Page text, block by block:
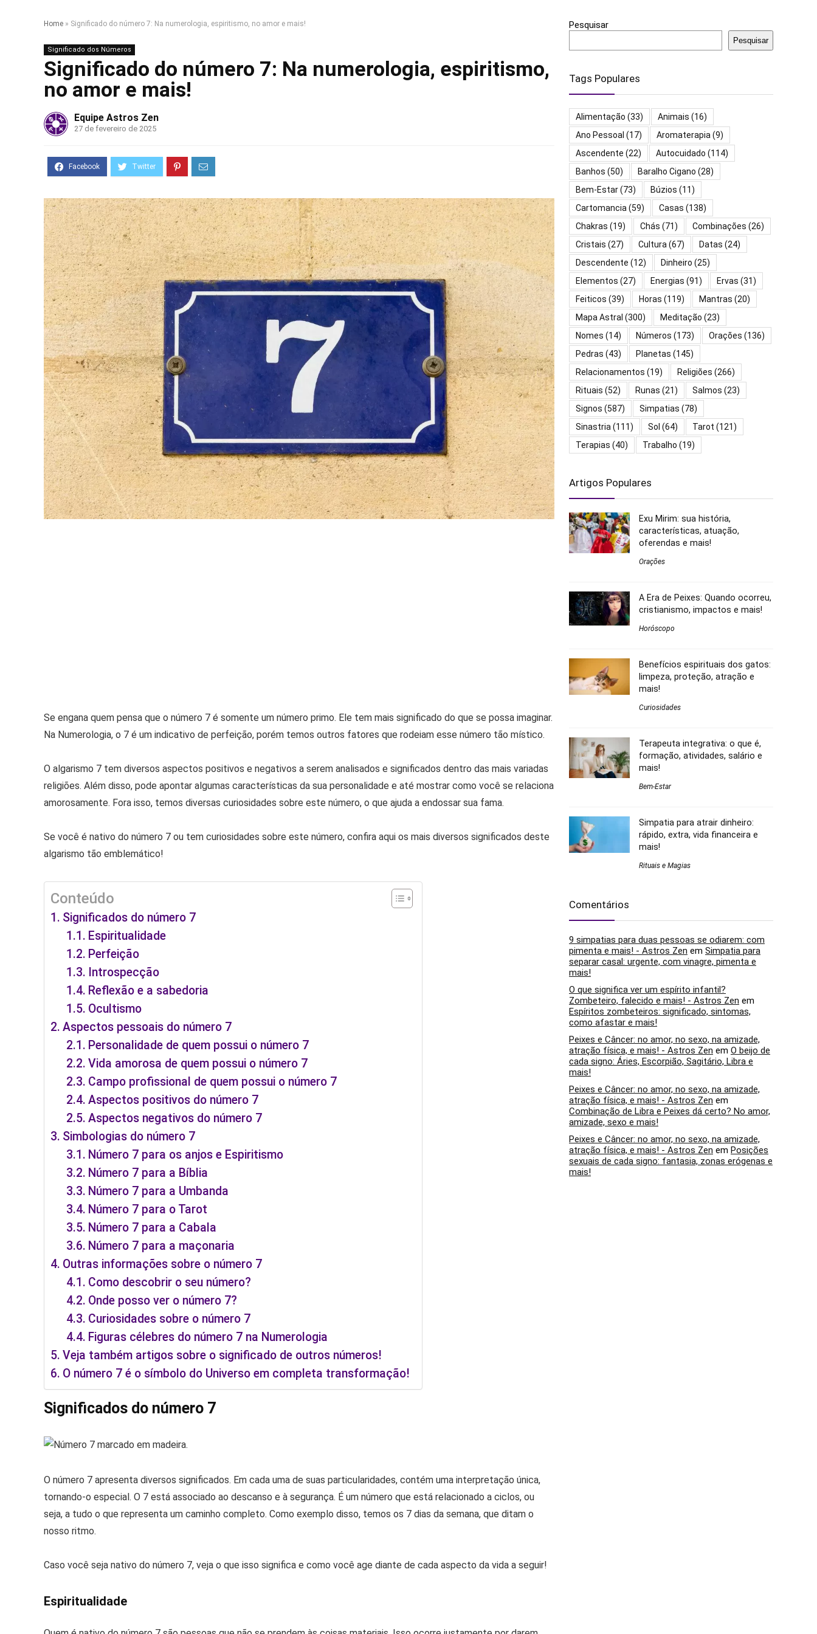
Home » Significado do número 7: Na numerologia, espiritismo, no amor e mais!
Significado dos Números
Significado do número 7: Na numerologia, espiritismo,
no amor e mais!
Equipe Astros Zen
27 de fevereiro de 2025
Se engana quem pensa que o número 7 é somente um número primo. Ele tem mais significado do que se possa imaginar.
Na Numerologia, o 7 é um indicativo de perfeição, porém temos outros fatores que rodeiam esse número tão místico.
O algarismo 7 tem diversos aspectos positivos e negativos a serem analisados e significados dentro das mais variadas
religiões. Além disso, pode apontar algumas características da sua personalidade e até mostrar como você se relaciona
amorosamente. Fora isso, temos diversas curiosidades sobre este número, o que ajuda a endossar sua fama.
Se você é nativo do número 7 ou tem curiosidades sobre este número, confira aqui os mais diversos significados deste
algarismo tão emblemático!
Conteúdo
Significados do número 7
Espiritualidade
Perfeição
Introspecção
Reflexão e a sabedoria
Ocultismo
Aspectos pessoais do número 7
Personalidade de quem possui o número 7
Vida amorosa de quem possui o número 7
Campo profissional de quem possui o número 7
Aspectos positivos do número 7
Aspectos negativos do número 7
Simbologias do número 7
Número 7 para os anjos e Espiritismo
Número 7 para a Bíblia
Número 7 para a Umbanda
Número 7 para o Tarot
Número 7 para a Cabala
Número 7 para a maçonaria
Outras informações sobre o número 7
Como descobrir o seu número?
Onde posso ver o número 7?
Curiosidades sobre o número 7
Figuras célebres do número 7 na Numerologia
Veja também artigos sobre o significado de outros números!
O número 7 é o símbolo do Universo em completa transformação!
Significados do número 7
O número 7 apresenta diversos significados. Em cada uma de suas particularidades, contém uma interpretação única,
tornando-o especial. O 7 está associado ao descanso e à segurança. É um número que está relacionado a ciclos, ou
seja, a tudo o que representa um caminho completo. Como exemplo disso, temos os 7 dias da semana, que ditam o
nosso ritmo.
Caso você seja nativo do número 7, veja o que isso significa e como você age diante de cada aspecto da vida a seguir!
Espiritualidade
Pesquisar
Pesquisar
Tags Populares
Alimentação (33) Animais (16)
Ano Pessoal (17) Aromaterapia(9)
Ascendente (22) Autocuidado (114)
Banhos (50) Baralho Cigano (28)
Bem-Estar(73) Búzios (11)
Cartomancia(59) Casas (138)
Chakras (19) Chás (71) Combinações (26)
Cristais (27) Cultura(67) Datas (24)
Descendente (12) Dinheiro (25)
Elementos (27) Energias (91) Ervas (31)
Feiticos (39) Horas (119) Mantras (20)
Mapa Astral (300) Meditação (23)
Nomes (14) Números (173) Orações (136)
Pedras (43) Planetas (145)
Relacionamentos (19) Religiões (266)
Rituais (52) Runas (21) Salmos (23)
Signos (587) Simpatias (78)
Sinastria(111) Sol (64) Tarot (121)
Terapias (40) Trabalho (19)
Artigos Populares
Exu Mirim: sua história,
características, atuação,
oferendas e mais!
Orações
A Era de Peixes: Quando ocorreu,
cristianismo, impactos e mais!
Horóscopo
Benefícios espirituais dos gatos:
limpeza, proteção, atração e
mais!
Curiosidades
Terapeuta integrativa: o que é,
formação, atividades, salário e
mais!
Bem-Estar
Simpatia para atrair dinheiro:
rápido, extra, vida financeira e
mais!
Rituais e Magias
Comentários
9 simpatias para duas pessoas se odiarem: com
pimenta e mais! - Astros Zen em Simpatia para
separar casal: urgente, com vinagre, pimenta e
mais!
O que significa ver um espírito infantil?
Zombeteiro, falecido e mais! - Astros Zen em
Espíritos zombeteiros: significado, sintomas,
como afastar e mais!
Peixes e Câncer: no amor, no sexo, na amizade,
atração física, e mais! - Astros Zen em O beijo de
cada signo: Áries, Escorpião, Sagitário, Libra e
mais!
Peixes e Câncer: no amor, no sexo, na amizade,
atração física, e mais! - Astros Zen em
Combinação de Libra e Peixes dá certo? No amor,
amizade, sexo e mais!
Peixes e Câncer: no amor, no sexo, na amizade,
atração física, e mais! - Astros Zen em Posições
sexuais de cada signo: fantasia, zonas erógenas e
mais!